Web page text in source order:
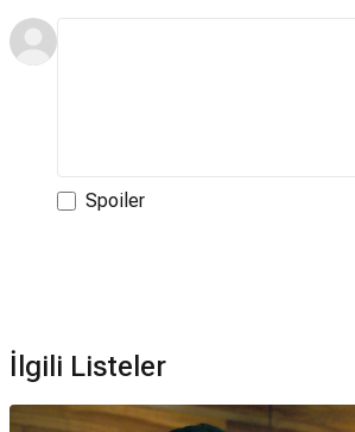
Spoiler
İlgili Listeler